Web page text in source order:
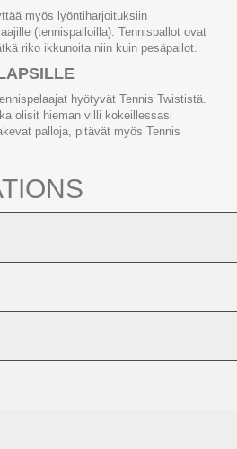
myös lyöntiharjoituksiin
(tennispalloilla). Tennispallot ovat
riko ikkunoita niin kuin pesäpallot.
hyötyvät Tennis Twististä.
olisit hieman villi kokeillessasi
palloja, pitävät myös Tennis